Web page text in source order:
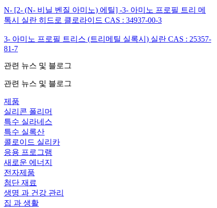
N- [2- (N- 비닐 벤질 아미노) 에틸] -3- 아미노 프로필 트리 메
톡시 실란 히드로 클로라이드 CAS : 34937-00-3
3- 아미노 프로필 트리스 (트리메틸 실록시) 실란 CAS : 25357-
81-7
관련 뉴스 및 블로그
관련 뉴스 및 블로그
제품
실리콘 폴리머
특수 실라네스
특수 실록산
콜로이드 실리카
응용 프로그램
새로운 에너지
전자제품
첨단 재료
생명 과 건강 관리
집 과 생활